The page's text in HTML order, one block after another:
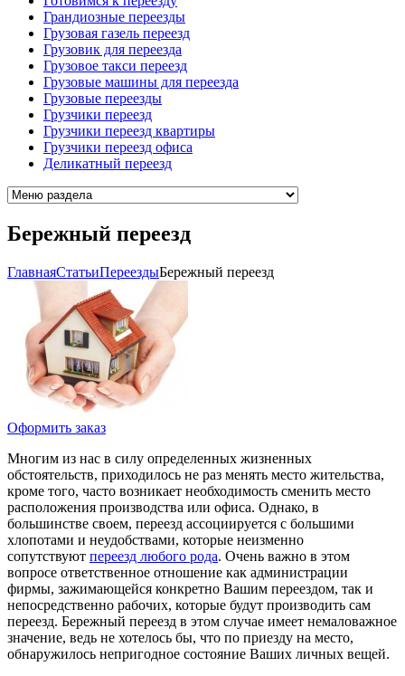
Грандиозные переезды
Грузовая газель переезд
Грузовик для переезда
Грузовое такси переезд
Грузовые машины для переезда
Грузовые переезды
Грузчики переезд
Грузчики переезд квартиры
Грузчики переезд офиса
Деликатный переезд
Бережный переезд
ГлавнаяCтатьиПереездыБережный переезд
Оформить заказ
Многим из нас в силу определенных жизненных
обстоятельств, приходилось не раз менять место жительства,
кроме того, часто возникает необходимость сменить место
расположения производства или офиса. Однако, в
большинстве своем, переезд ассоциируется с большими
хлопотами и неудобствами, которые неизменно
сопутствуют переезд любого рода. Очень важно в этом
вопросе ответственное отношение как администрации
фирмы, зажимающейся конкретно Вашим переездом, так и
непосредственно рабочих, которые будут производить сам
переезд. Бережный переезд в этом случае имеет немаловажное
значение, ведь не хотелось бы, что по приезду на место,
обнаружилось непригодное состояние Ваших личных вещей.